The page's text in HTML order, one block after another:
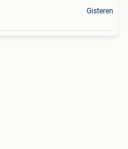
Gisteren